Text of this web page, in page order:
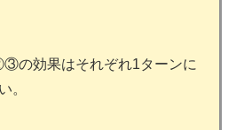
の効果はそれぞれ1ターンに
。